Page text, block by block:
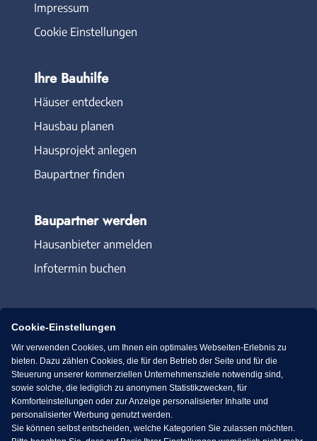
Impressum
Cookie Einstellungen
Ihre Bauhilfe
Häuser entdecken
Hausbau planen
Hausprojekt anlegen
Baupartner finden
Baupartner werden
Hausanbieter anmelden
Infotermin buchen
Immowelt.de Bauen.de
Massivhaus.de Bungalow.de
Cookie-Einstellungen
Wir verwenden Cookies, um Ihnen ein optimales Webseiten-Erlebnis zu
bieten. Dazu zählen Cookies, die für den Betrieb der Seite und für die
Steuerung unserer kommerziellen Unternehmensziele notwendig sind,
sowie solche, die lediglich zu anonymen Statistikzwecken, für
Komforteinstellungen oder zur Anzeige personalisierter Inhalte und
personalisierter Werbung genutzt werden.
Sie können selbst entscheiden, welche Kategorien Sie zulassen möchten.